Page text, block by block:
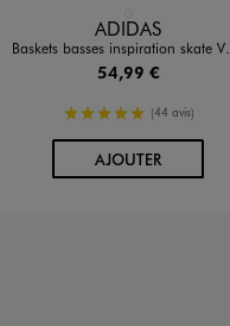
Disponible en 1 coloris
ADIDAS
Baskets basses inspiration skate VS Pace 2.0 homme - Adidas
54,99 €
5/5 de moyenne
(44 avis)
AJOUTERAU PANIER